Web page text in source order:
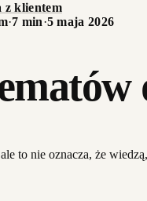
z klientem
·7 min·5 maja 2026
to nie oznacza, że